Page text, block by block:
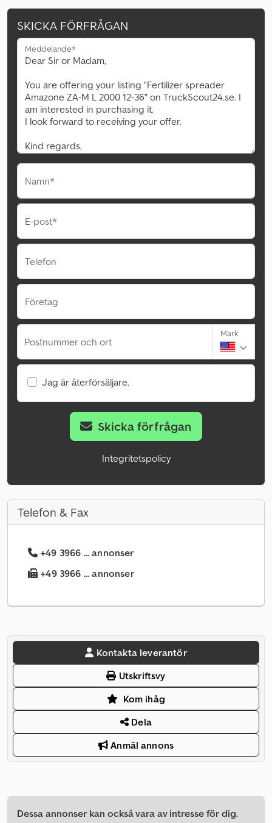
SKICKA FÖRFRÅGAN
Meddelande*
Namn*
E-post*
Telefon
Företag
Postnummer och ort
Mark
Jag är återförsäljare.
Skicka förfrågan
Integritetspolicy
Telefon & Fax
+49 3966 ... annonser
+49 3966 ... annonser
Kontakta leverantör
Utskriftsvy
Kom ihåg
Dela
Anmäl annons
Dessa annonser kan också vara av intresse för dig.